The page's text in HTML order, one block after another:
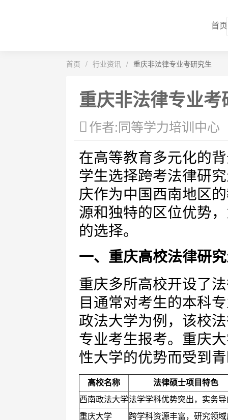
首页
首页 / 行业资讯 / 重庆非法律专业考研究生
重庆非法律专业考
作者:同等学力培训中心
在高等教育多元化的
学生选择跨考法律研
庆作为中国西南地区
源和独特的区位优势
的选择。
一、重庆高校法律研
重庆多所高校开设了
目通常对考生的本科
政法大学为例，该校
专业考生报考。重庆
性大学的优势而受到
高校名称
法律硕士项目特色
西南政法大学法学学科优势突出，实务
重庆大学
跨学科资源丰富，研究领